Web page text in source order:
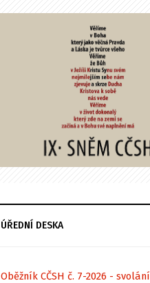
ÚŘEDNÍ DESKA
Oběžník CČSH č. 7-2026 - svolání